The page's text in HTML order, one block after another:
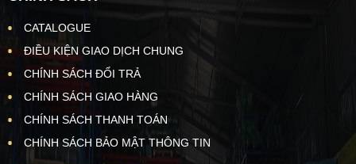
CATALOGUE
ĐIỀU KIỆN GIAO DỊCH CHUNG
CHÍNH SÁCH ĐỔI TRẢ
CHÍNH SÁCH GIAO HÀNG
CHÍNH SÁCH THANH TOÁN
CHÍNH SÁCH BẢO MẬT THÔNG TIN